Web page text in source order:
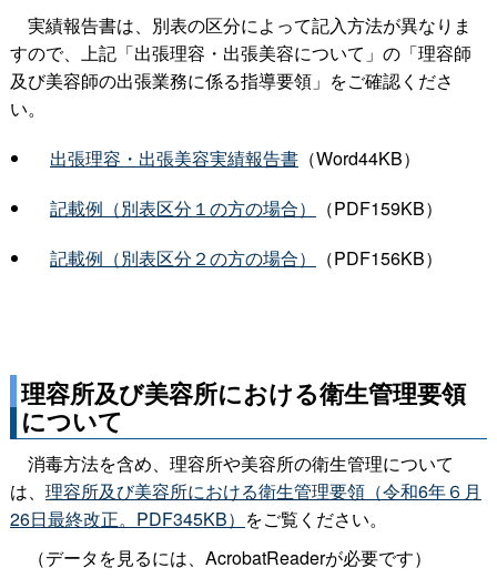
実績報告書は、別表の区分によって記入方法が異なりま
すので、上記「出張理容・出張美容について」の「理容師
及び美容師の出張業務に係る指導要領」をご確認くださ
い。
出張理容・出張美容実績報告書（Word44KB）
記載例（別表区分１の方の場合）
（PDF159KB）
記載例（別表区分２の方の場合）
（PDF156KB）
理容所及び美容所における衛生管理要領
について
消毒方法を含め、理容所や美容所の衛生管理について
は、 理容所及び美容所における衛生管理要領（令和6年６月
26日最終改正。PDF345KB） をご覧ください。
（データを見るには、AcrobatReaderが必要です）